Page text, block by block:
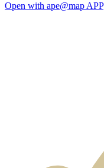
Open with ape@map APP